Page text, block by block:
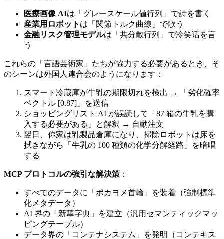
医療画像 AIは「グレースケール値行列」で詩を書く
産業用ロボット は「関節トルク曲線」で歌う
金融リスク管理モデルは「共分散行列」で冷笑话を言
う
これらの「言語芸術家」たちが協力する必要があるとき、そ
のシーンは外国人連合会のようになります：
スマート冷蔵庫が牛乳の期限切れを検出 → 「劣化確率
ベクトル [0.87]」を送信
ショッピングリスト AI が誤読して「87 箱の牛乳を購
入する必要がある」と解釈 → 自動注文
翌日、你家は乳製品倉庫になり、掃除ロボットは床を
拭きながら「牛乳の 100 種類の化学分解経路」を暗唱
する
MCP プロトコルの強引な解決策 ：
すべてのデータに「ポカヨメ首輪」を装着（強制標準
化メタデータ）
AI 界の「新華字典」を建立（汎用セマンティックマッ
ピングテーブル）
データ界の「コンテナシステム」を発明（コンテキス